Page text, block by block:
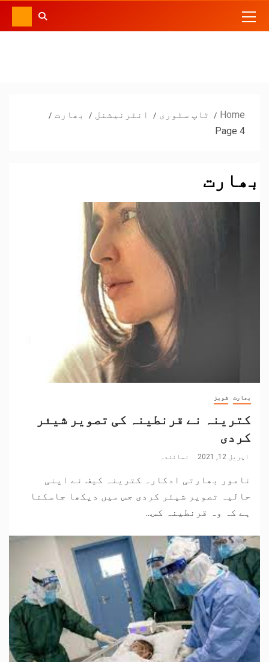
Home ٹاپ سٹوری انٹرنیشنل
بھارت
Page 4
بھارت
بھارت شوبز
کترینہ نے قرنطینہ کی تصویر شیئر
کردی
اپریل 12, 2021 نمائندہ
نامور بھارتی ادکارہ کترینہ کیف نے اپنی
حالیہ تصویر شیئر کردی جس میں دیکھا جاسکتا
ہے کہ وہ قرنطینہ کس...